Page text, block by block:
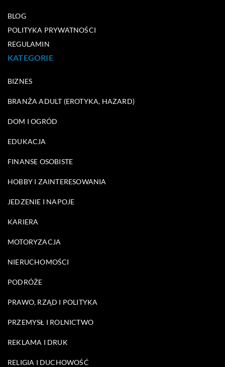
BLOG
POLITYKA PRYWATNOŚCI
REGULAMIN
KATEGORIE
BIZNES
BRANŻA ADULT (EROTYKA, HAZARD)
DOM I OGRÓD
EDUKACJA
FINANSE OSOBISTE
HOBBY I ZAINTERESOWANIA
JEDZENIE I NAPOJE
KARIERA
MOTORYZACJA
NIERUCHOMOŚCI
PODRÓŻE
PRAWO, RZĄD I POLITYKA
PRZEMYSŁ I ROLNICTWO
REKLAMA I DRUK
RELIGIA I DUCHOWOŚĆ